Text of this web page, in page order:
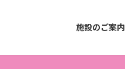
施設のご案内